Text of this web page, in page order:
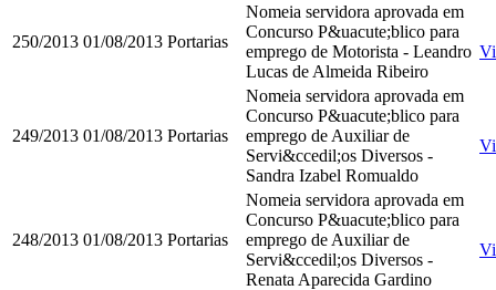
250/2013 01/08/2013 Portarias
Nomeia servidora aprovada em
Concurso P&uacute;blico para
emprego de Motorista - Leandro
Lucas de Almeida Ribeiro
249/2013 01/08/2013 Portarias
Nomeia servidora aprovada em
Concurso P&uacute;blico para
emprego de Auxiliar de
Servi&ccedil;os Diversos -
Sandra Izabel Romualdo
248/2013 01/08/2013 Portarias
Nomeia servidora aprovada em
Concurso P&uacute;blico para
emprego de Auxiliar de
Servi&ccedil;os Diversos -
Renata Aparecida Gardino